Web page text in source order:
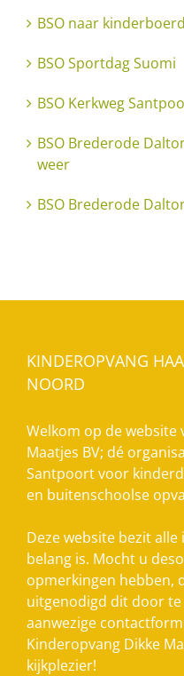
BSO naar
BSO Sportdag Suomi
BSO Kerkweg
BSO Brederode
weer
BSO Brederode
KINDEROPVANG
NOORD
Welkom op de website
Maatjes BV; dé
Santpoort voor
en buitenschoolse
Deze website bezit
belang is. Mocht u
opmerkingen hebben,
uitgenodigd dit door te
aanwezige
Kinderopvang Dikke
kijkplezier!